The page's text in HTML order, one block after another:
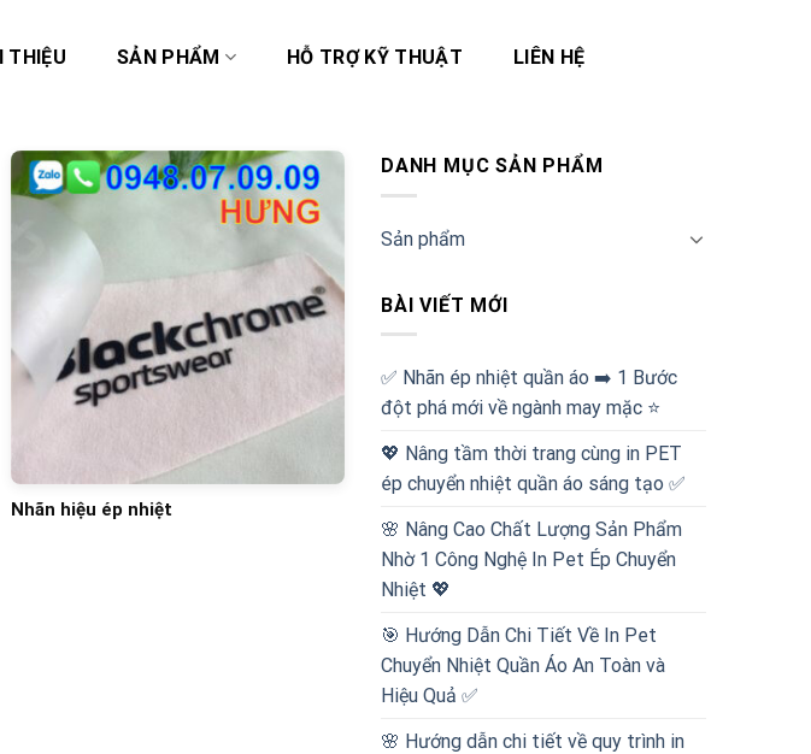
THIỆU SẢN PHẨM HỖ TRỢ KỸ THUẬT LIÊN HỆ
Nhãn hiệu ép nhiệt
DANH MỤC SẢN PHẨM
Sản phẩm
BÀI VIẾT MỚI
✅‪ Nhãn ép nhiệt quần áo ➡️ 1 Bước
đột phá mới về ngành may mặc ⭐️
💖 Nâng tầm thời trang cùng in PET
ép chuyển nhiệt quần áo sáng tạo ✅
🌸 Nâng Cao Chất Lượng Sản Phẩm
Nhờ 1 Công Nghệ In Pet Ép Chuyển
Nhiệt 💖
🎯 Hướng Dẫn Chi Tiết Về In Pet
Chuyển Nhiệt Quần Áo An Toàn và
Hiệu Quả ✅
🌸 Hướng dẫn chi tiết về quy trình in